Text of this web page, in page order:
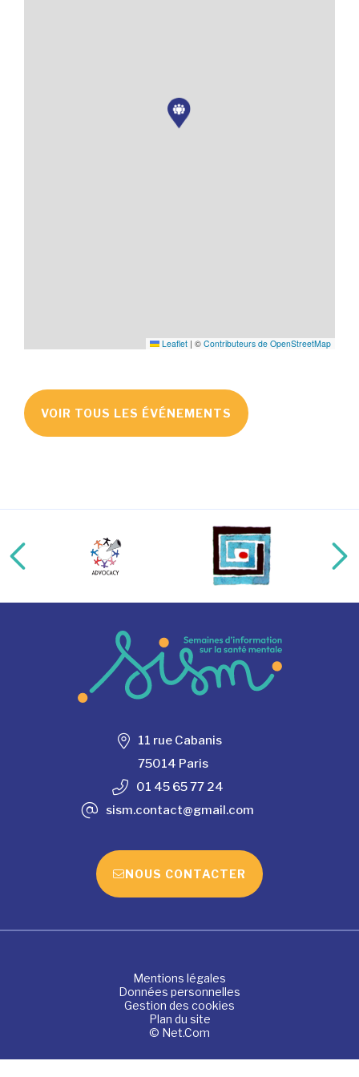
Leaflet | © Contributeurs de OpenStreetMap
VOIR TOUS LES ÉVÉNEMENTS
11 rue Cabanis
75014 Paris
01 45 65 77 24
sism.contact@gmail.com
NOUS CONTACTER
Mentions légales
Données personnelles
Gestion des cookies
Plan du site
© Net.Com